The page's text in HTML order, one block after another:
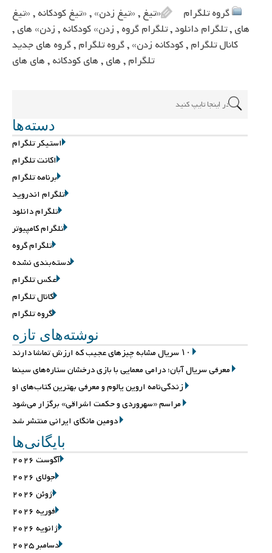
گروه تلگرام «تیغ,«تیغ زدن»,«تیغ کودکانه,«تیغ
های,تلگرام دانلود,تلگرام گروه,زدن» کودکانه,زدن» های,
کانال تلگرام,کودکانه زدن»,گروه تلگرام,گروه های جدید
تلگرام,های,های کودکانه,های های
دسته‌ها
استیکر تلگرام
اکانت تلگرام
برنامه تلگرام
تلگرام اندروید
تلگرام دانلود
تلگرام کامپیوتر
تلگرام گروه
دسته‌بندی نشده
عکس تلگرام
کانال تلگرام
گروه تلگرام
نوشته‌های تازه
۱۰ سریال مشابه چیزهای عجیب که ارزش تماشا دارند
معرفی سریال آبان؛ درامی معمایی با بازی درخشان ستاره‌های سینما
زندگی‌نامه اروین یالوم و معرفی بهترین کتاب‌های او
مراسم «سهروردی و حکمت اشراقی» برگزار می‌شود
دومین مانگای ایرانی منتشر شد
بایگانی‌ها
آگوست 2026
جولای 2026
ژوئن 2026
فوریه 2026
ژانویه 2026
دسامبر 2025